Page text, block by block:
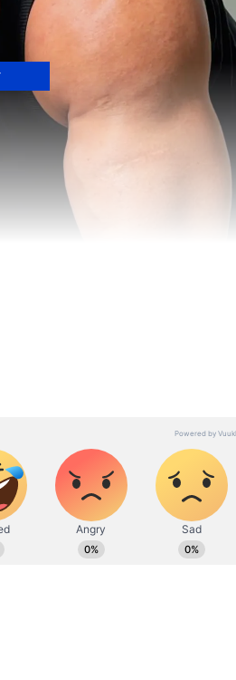
দেখা যায়। এরপর থেকেই